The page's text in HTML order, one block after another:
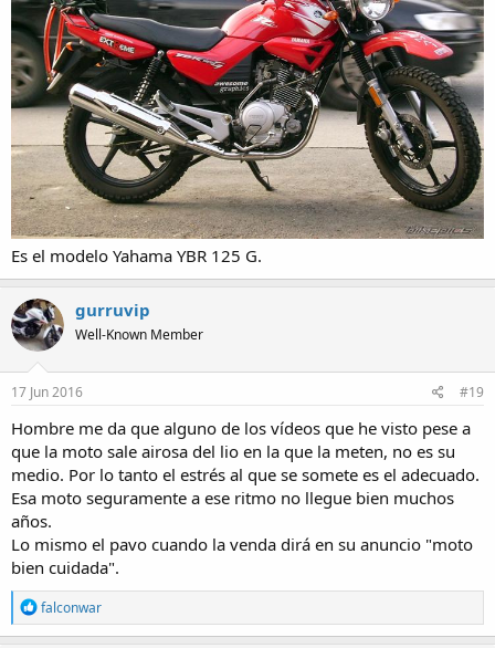
Es el modelo Yahama YBR 125 G.
gurruvip
Well-Known Member
17 Jun 2016 #19
Hombre me da que alguno de los vídeos que he visto pese a
que la moto sale airosa del lio en la que la meten, no es su
medio. Por lo tanto el estrés al que se somete es el adecuado.
Esa moto seguramente a ese ritmo no llegue bien muchos
años.
Lo mismo el pavo cuando la venda dirá en su anuncio "moto
bien cuidada".
R
e
a
falconwar